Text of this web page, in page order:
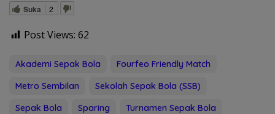
Suka 2
Post Views: 62
Akademi Sepak Bola
Fourfeo Friendly Match
Metro Sembilan
Sekolah Sepak Bola (SSB)
Sepak Bola
Sparing Turnamen Sepak Bola